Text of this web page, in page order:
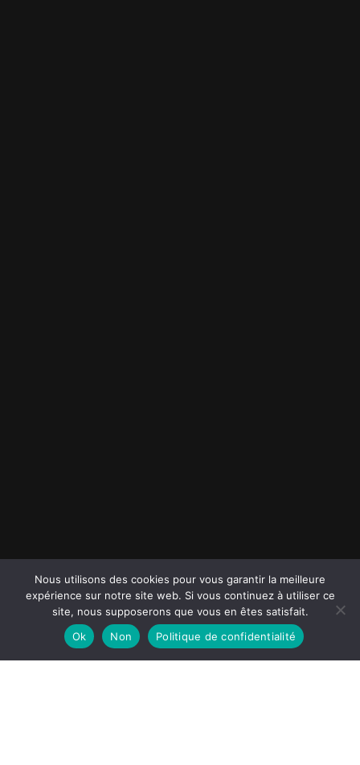
Nous utilisons des cookies pour vous garantir la meilleure
expérience sur notre site web. Si vous continuez à utiliser ce
site, nous supposerons que vous en êtes satisfait.
Ok
Non Politique de confidentialité